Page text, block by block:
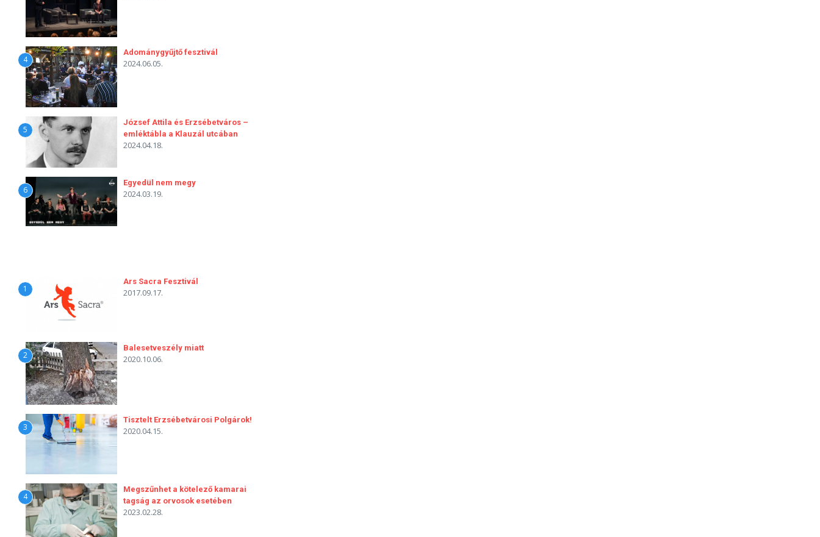
4
Adománygyűjtő fesztivál
2024.06.05.
5
József Attila és Erzsébetváros –
emléktábla a Klauzál utcában
2024.04.18.
6
Egyedül nem megy
2024.03.19.
1
Ars Sacra Fesztivál
2017.09.17.
2
Balesetveszély miatt
2020.10.06.
3
Tisztelt Erzsébetvárosi Polgárok!
2020.04.15.
4
Megszűnhet a kötelező kamarai
tagság az orvosok esetében
2023.02.28.